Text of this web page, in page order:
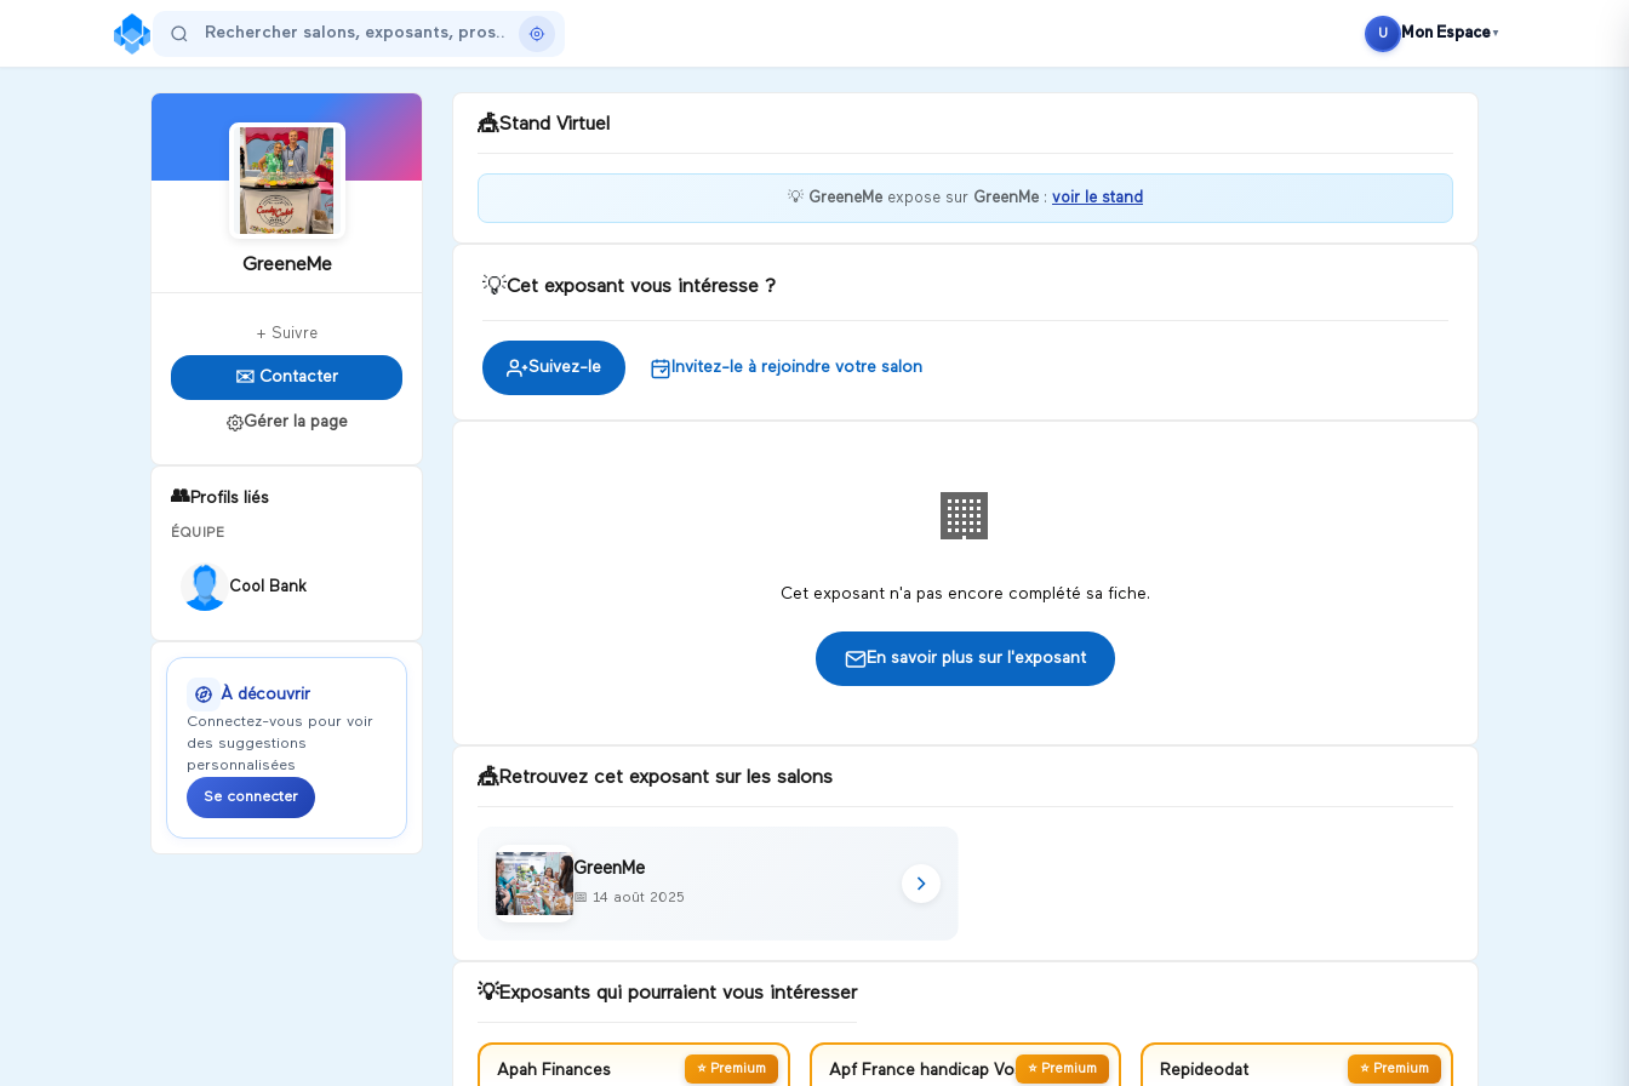
U Mon Espace ▼
GreeneMe
+ Suivre
✉️ Contacter
Gérer la page
👥Profils liés
ÉQUIPE
Cool Bank
À découvrir
Connectez-vous pour voir
des suggestions
personnalisées
Se connecter
🎪Stand Virtuel
Discuter
💡 GreeneMe expose sur GreenMe : voir le stand
💡Cet exposant vous intéresse ?
Suivez-le Invitez-le à rejoindre votre salon
🏢
Cet exposant n'a pas encore complété sa fiche.
En savoir plus sur l'exposant
🎪Retrouvez cet exposant sur les salons
GreenMe
📅 14 août 2025
💡Exposants qui pourraient vous intéresser
⭐ Premium
Apah Finances ⭐ Premium
Apf France handicap Vosges ⭐ Premium
Repideodat